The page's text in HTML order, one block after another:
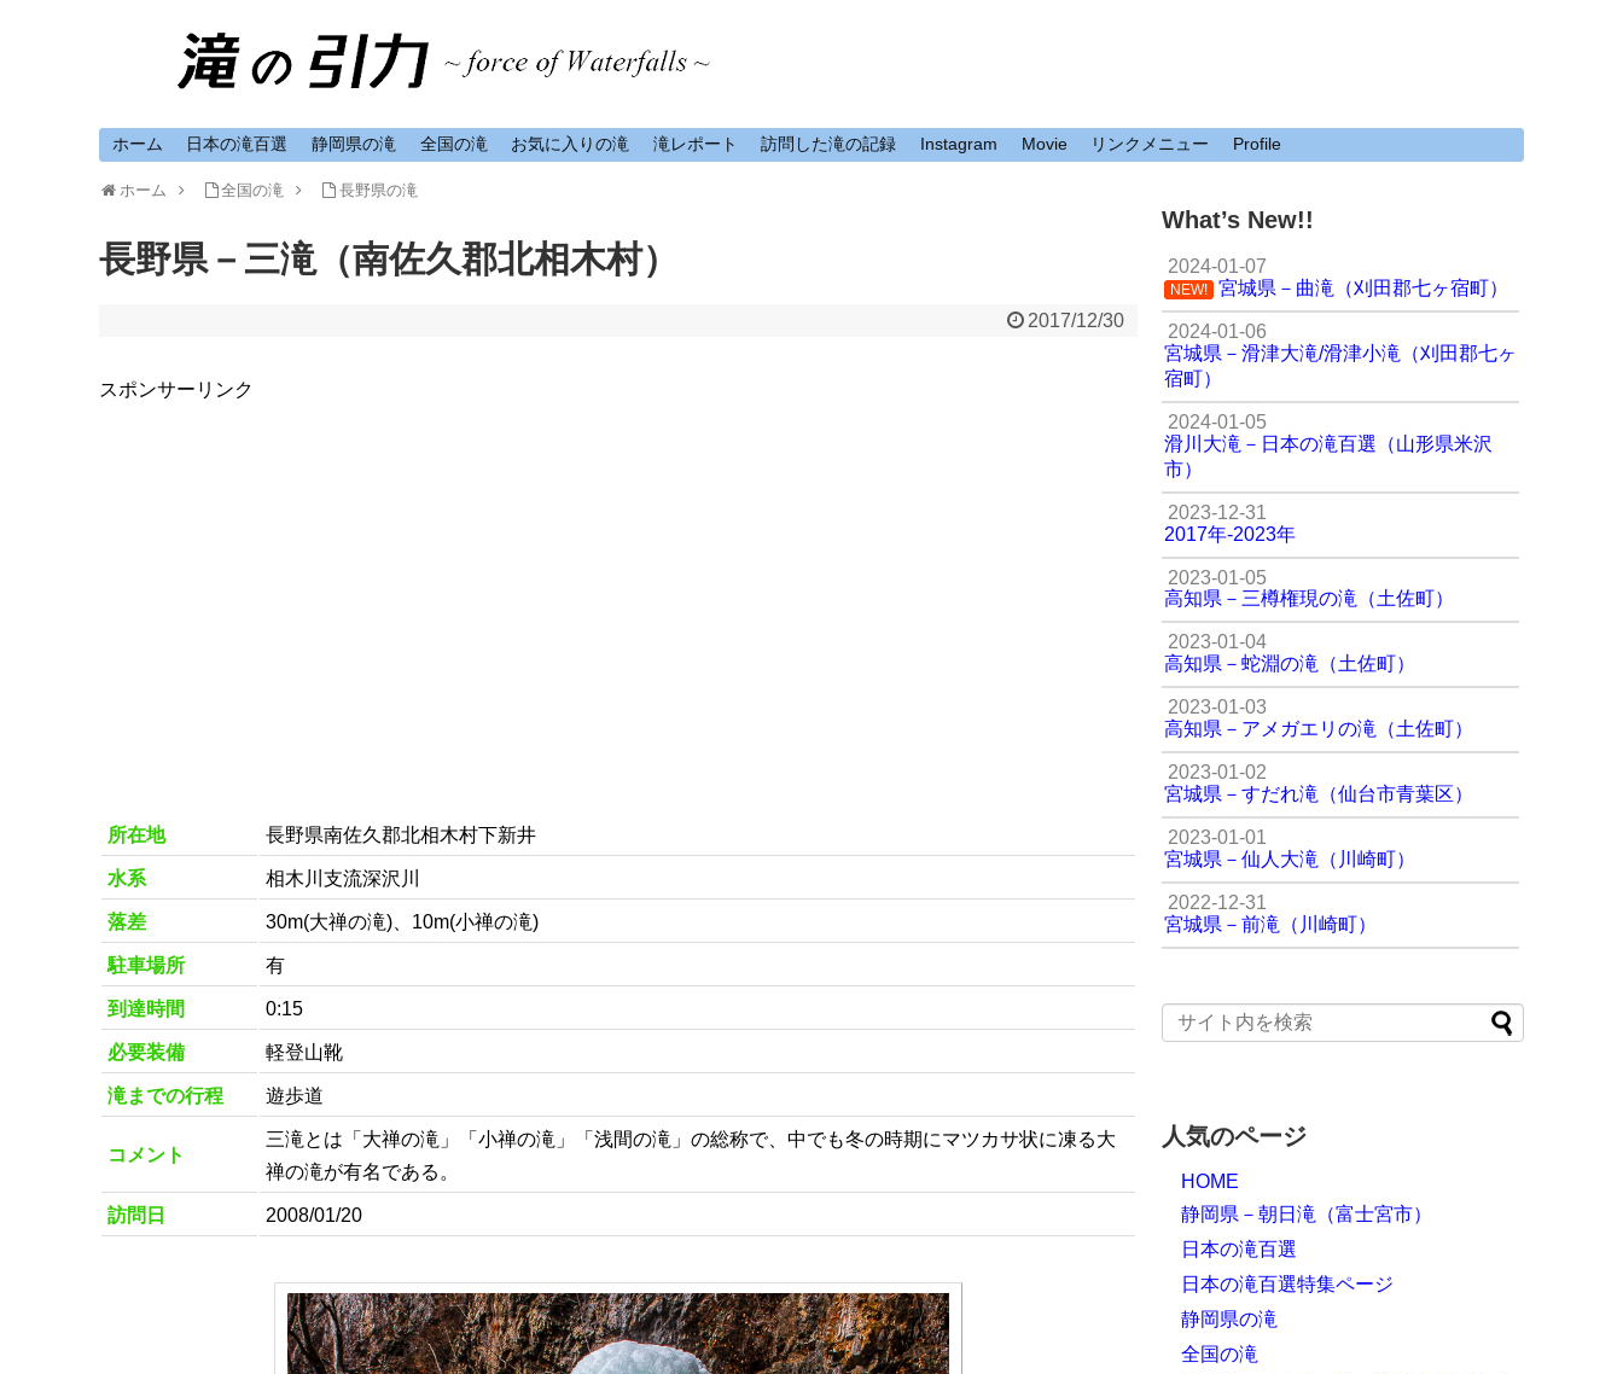
ホーム 日本の滝百選 静岡県の滝 全国の滝 お気に入りの滝 滝レポート 訪問した滝の記録 Instagram Movie リンクメニュー Profile
ホーム 全国の滝 長野県の滝
長野県－三滝（南佐久郡北相木村）
2017/12/30
スポンサーリンク
所在地 長野県南佐久郡北相木村下新井
水系 相木川支流深沢川
落差 30m(大禅の滝)、10m(小禅の滝)
駐車場所 有
到達時間 0:15
必要装備 軽登山靴
滝までの行程 遊歩道
コメント
三滝とは「大禅の滝」「小禅の滝」「浅間の滝」の総称で、中でも冬の時期にマツカサ状に凍る大
禅の滝が有名である。
訪問日 2008/01/20
What’s New!!
2024-01-07
NEW! 宮城県－曲滝（刈田郡七ヶ宿町）
2024-01-06
宮城県－滑津大滝/滑津小滝（刈田郡七ヶ
宿町）
2024-01-05
滑川大滝－日本の滝百選（山形県米沢
市）
2023-12-31
2017年-2023年
2023-01-05
高知県－三樽権現の滝（土佐町）
2023-01-04
高知県－蛇淵の滝（土佐町）
2023-01-03
高知県－アメガエリの滝（土佐町）
2023-01-02
宮城県－すだれ滝（仙台市青葉区）
2023-01-01
宮城県－仙人大滝（川崎町）
2022-12-31
宮城県－前滝（川崎町）
人気のページ
HOME
静岡県－朝日滝（富士宮市）
日本の滝百選
日本の滝百選特集ページ
静岡県の滝
全国の滝